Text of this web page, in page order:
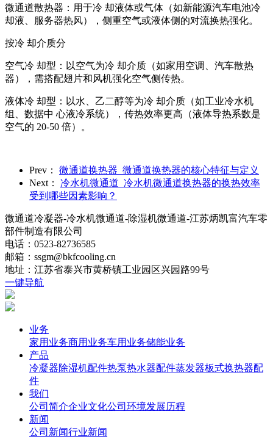
微通道散热器：用于冷 却液体或气体（如新能源汽车电池冷
却液、服务器热风），侧重空气或液体侧的对流换热强化。
按冷 却介质分
空气冷 却型：以空气为冷 却介质（如家用空调、汽车散热
器），需搭配翅片和风机强化空气侧传热。
液体冷 却型：以水、乙二醇等为冷 却介质（如工业冷水机
组、数据中 心液冷系统），传热效率更高（液体导热系数是
空气的 20-50 倍）。
Prev：
微通道换热器_微通道换热器的核心特征与定义
Next：
冷水机微通道_冷水机微通道换热器的换热效率
受到哪些因素影响？
微通道冷凝器-冷水机微通道-除湿机微通道-江苏炳凯富汽车零
部件制造有限公司
电话：0523-82736585
邮箱：ssgm@bkfcooling.cn
地址：江苏省泰兴市黄桥镇工业园区兴园路99号
一键导航
业务
家用业务商用业务车用业务储能业务
产品
冷凝器除湿机配件热泵热水器配件蒸发器板式换热器配
件
我们
公司简介企业文化公司环境发展历程
新闻
公司新闻行业新闻